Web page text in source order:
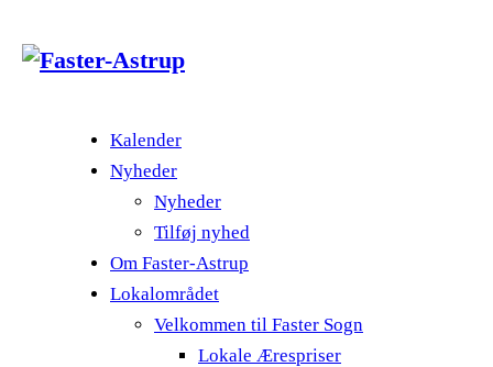
Kalender
Nyheder
Nyheder
Tilføj nyhed
Om Faster-Astrup
Lokalområdet
Velkommen til Faster Sogn
Lokale Ærespriser